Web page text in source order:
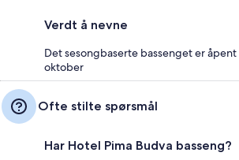
Verdt å nevne
Det sesongbaserte bassenget er åpent
oktober
Ofte stilte spørsmål
Har Hotel Pima Budva basseng?